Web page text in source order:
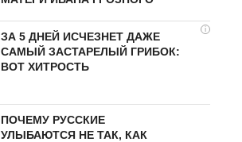
i
ЗА 5 ДНЕЙ ИСЧЕЗНЕТ ДАЖЕ
САМЫЙ ЗАСТАРЕЛЫЙ ГРИБОК:
ВОТ ХИТРОСТЬ
ПОЧЕМУ РУССКИЕ
УЛЫБАЮТСЯ НЕ ТАК, КАК